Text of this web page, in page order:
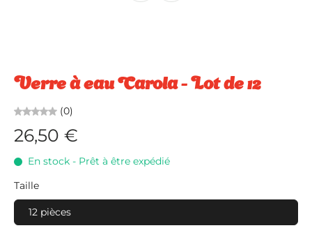
Verre à eau Carola - Lot de 12
(0)
26,50 €
En stock - Prêt à être expédié
Taille
12 pièces